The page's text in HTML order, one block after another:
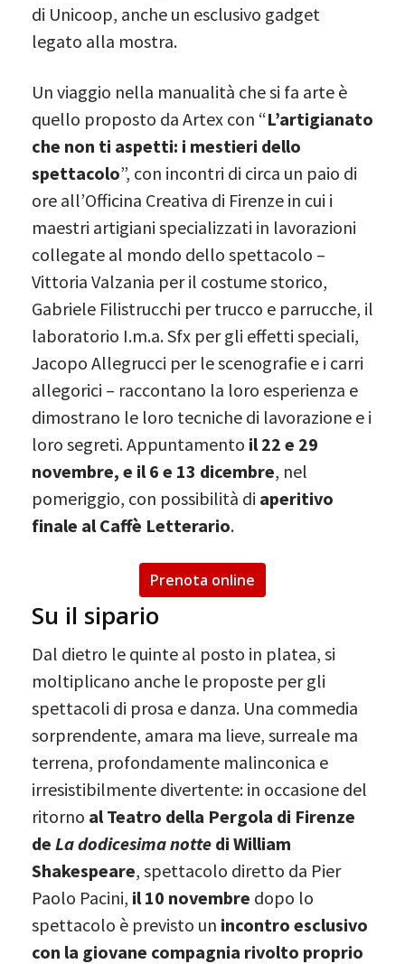
di Unicoop, anche un esclusivo gadget
legato alla mostra.
Un viaggio nella manualità che si fa arte è
quello proposto da Artex con “L’artigianato
che non ti aspetti: i mestieri dello
spettacolo”, con incontri di circa un paio di
ore all’Officina Creativa di Firenze in cui i
maestri artigiani specializzati in lavorazioni
collegate al mondo dello spettacolo –
Vittoria Valzania per il costume storico,
Gabriele Filistrucchi per trucco e parrucche, il
laboratorio I.m.a. Sfx per gli effetti speciali,
Jacopo Allegrucci per le scenografie e i carri
allegorici – raccontano la loro esperienza e
dimostrano le loro tecniche di lavorazione e i
loro segreti. Appuntamento il 22 e 29
novembre, e il 6 e 13 dicembre, nel
pomeriggio, con possibilità di aperitivo
finale al Caffè Letterario.
Prenota online
Su il sipario
Dal dietro le quinte al posto in platea, si
moltiplicano anche le proposte per gli
spettacoli di prosa e danza. Una commedia
sorprendente, amara ma lieve, surreale ma
terrena, profondamente malinconica e
irresistibilmente divertente: in occasione del
ritorno al Teatro della Pergola di Firenze
de La dodicesima notte di William
Shakespeare, spettacolo diretto da Pier
Paolo Pacini, il 10 novembre dopo lo
spettacolo è previsto un incontro esclusivo
con la giovane compagnia rivolto proprio